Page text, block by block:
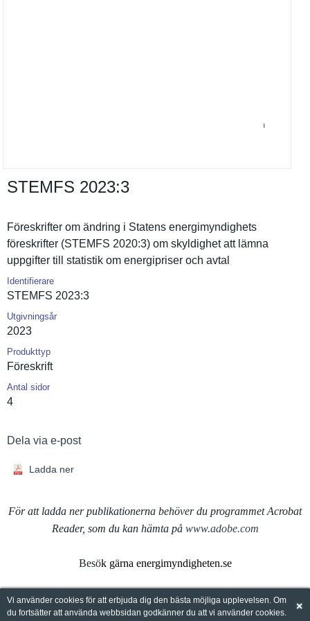
STEMFS 2023:​3
Föreskrift­er om ändring i Statens energimynd­ighets
föreskrift­er (STEMFS 2020:3) om skyldighet att lämna
uppgifter till statistik om energipris­er och avtal
Identifierare
STEMFS 2023:3
Utgivningsår
2023
Produkttyp
Föreskrift
Antal sidor
4
Dela via e-post
Ladda ner
För att ladda ner publikationerna behöver du programmet Acrobat
Reader, som du kan hämta på www.adobe.com
Besök gärna energimyndigheten.se
Vi använder cookies för att erbjuda dig den bästa möjliga upplevelsen. Om
du fortsätter att använda webbsidan godkänner du att vi använder cookies.
×